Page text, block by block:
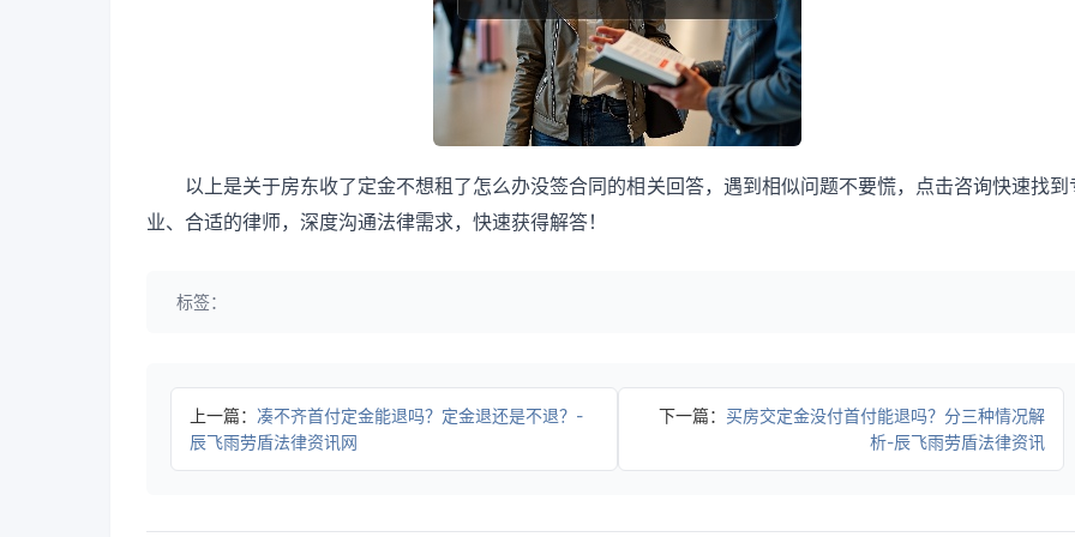
以上是关于房东收了定金不想租了怎么办没签合同的相关回答，遇到相似问题不要慌，点击咨询快速找到
业、合适的律师，深度沟通法律需求，快速获得解答！
标签：
上一篇： 凑不齐首付定金能退吗？定金退还是不退？-
辰飞雨劳盾法律资讯网
下一篇： 买房交定金没付首付能退吗？分三种情况解
析-辰飞雨劳盾法律资讯